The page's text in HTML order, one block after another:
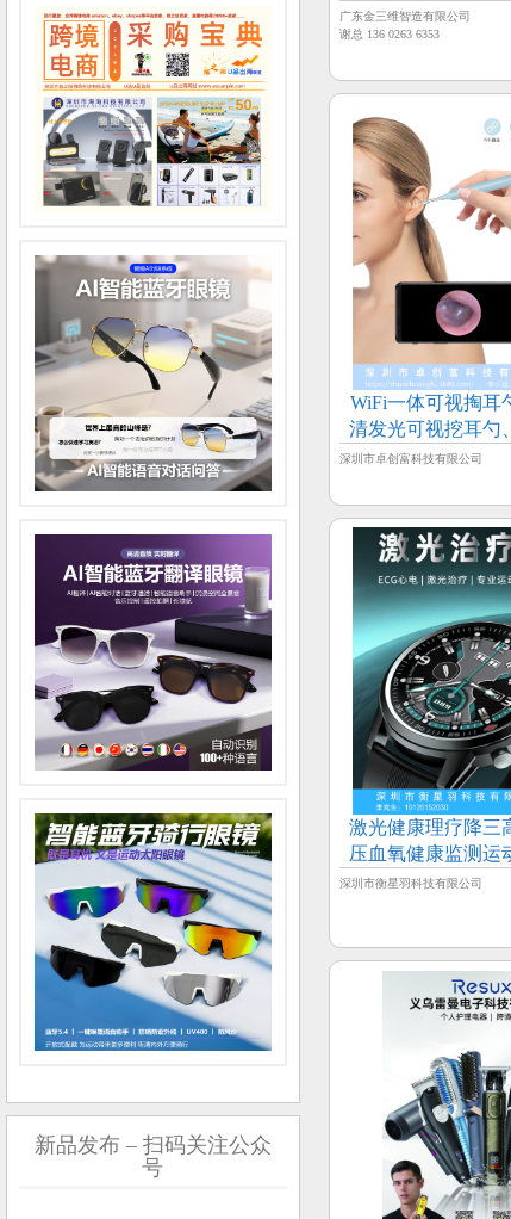
技术服务
广东金三维智造有限公司
谢总 136 0263 6353
WiFi一体可视掏耳
清发光可视挖耳勺
窥镜
深圳市卓创富科技有限公司
激光健康理疗降三
压血氧健康监测运
康智能手
深圳市衡星羽科技有限公司
新品发布 – 扫码关注公众
号